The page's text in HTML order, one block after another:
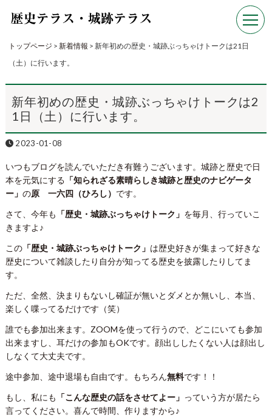
トップページ > 新着情報 > 新年初めの歴史・城跡ぶっちゃけトークは21日
（土）に行います。
新年初めの歴史・城跡ぶっちゃけトークは2
1日（土）に行います。
2023-01-08
いつもブログを読んでいただき有難うございます。城跡と歴史で日
本を元気にする 「知られざる素晴らしき城跡と歴史のナビゲータ
ー」 の原 一六四（ひろし） です。
さて、今年も 「歴史・城跡ぶっちゃけトーク」 を毎月、行っていこ
きますよ♪
この「歴史・城跡ぶっちゃけトーク」 は歴史好きが集まって好きな
歴史について雑談したり自分が知ってる歴史を披露したりしてま
す。
ただ、全然、決まりもないし確証が無いとダメとか無いし、本当、
楽しく喋ってるだけです（笑）
誰でも参加出来ます。ZOOMを使って行うので、どこにいても参加
出来ますし、耳だけの参加もOKです。顔出ししたくない人は顔出し
しなくて大丈夫です。
途中参加、途中退場も自由です。もちろん無料です！！
もし、私にも 「こんな歴史の話をさせてよー」 っていう方が居たら
言ってください。喜んで時間、作りますから♪